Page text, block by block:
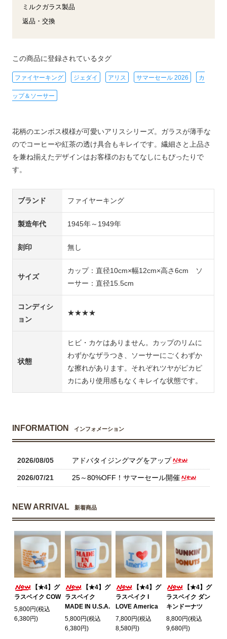
ミルクガラス製品
返品・交換
この商品に登録されているタグ
ファイヤーキング ジェダイ アリス サマーセール 2026 カ
ップ＆ソーサー
花柄のエンボス模様が可愛いアリスシリーズ。ガラスが薄手な
のでコーヒーや紅茶の透け具合もキレイです。繊細さと上品さ
を兼ね揃えたデザインはお客様のおもてなしにもぴったりで
す。
ブランド ファイヤーキング
製造年代 1945年～1949年
刻印 無し
サイズ
カップ：直径10cm×幅12cm×高さ6cm ソ
ーサー：直径15.5cm
コンディシ
ョン
★★★★
状態
ヒビ・カケはありません。カップのリムに
わずかなザラつき、ソーサーにごくわずか
な擦れがあります。それぞれツヤがピカピ
カにあり使用感もなくキレイな状態です。
INFORMATION インフォメーション
2026/08/05 アドバタイジングマグをアップ
2026/07/21 25～80%OFF！サマーセール開催
NEW ARRIVAL 新着商品
【★4】グ
ラスベイク COW
5,800円(税込
6,380円)
【★4】グ
ラスベイク
MADE IN U.S.A.
5,800円(税込
6,380円)
【★4】グ
ラスベイク I
LOVE America
7,800円(税込
8,580円)
【★4】グ
ラスベイク ダン
キンドーナツ
8,800円(税込
9,680円)